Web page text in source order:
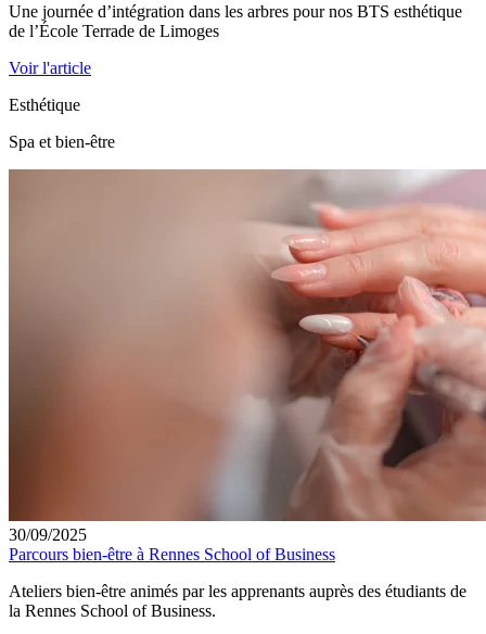
Une journée d’intégration dans les arbres pour nos BTS esthétique
de l’École Terrade de Limoges
Voir l'article
Esthétique
Spa et bien-être
30/09/2025
Parcours bien-être à Rennes School of Business
Ateliers bien-être animés par les apprenants auprès des étudiants de
la Rennes School of Business.